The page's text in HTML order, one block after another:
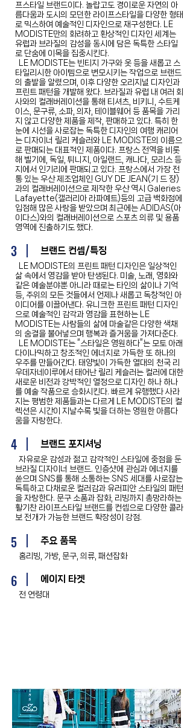
프스타일 브랜드이다. 놀랍고도 경이로운 자연의 아
름다움과 도시의 모던한 라이프스타일을 다양한 형태
로 믹스하여 예술적인 디자인으로 재구성한다. LE
MODISTE만의 화려하고 환상적인 디자인 세계는
유럽과 브라질의 감성을 동시에 담은 독특한 스타일
로 단숨에 이목을 집중시킨다.
LE MODISTE는 빈티지 가구와 옷 등을 새롭고 스
타일리시한 아이템으로 변모시키는 작업으로 브랜드
의 출발을 알렸으며, 이후 다양한 오리지널 디자인과
프린트 패턴을 개발해 왔다. 브라질과 유럽 내 여러 회
사와의 컬래버레이션을 통해 티셔츠, 비키니, 수트케
이스, 문구류, 소파, 의자, 테이블웨어 등 품목을 가리
지 않고 다양한 제품을 제작, 판매하고 있다. 특히 한
눈에 시선을 사로잡는 독특한 디자인의 여행 캐리어
는 디자이너 릴리 케슬러와 LE MODISTE의 이름으
로 판매되는 대표적인 제품이다. 프랑스 전역을 비롯
해 벨기에, 독일, 튀니지, 아일랜드, 캐나다, 모리스 등
지에서 인기리에 판매되고 있다. 프랑스에서 가장 전
통 있는 우산 제조업체인 GUY DE JEAN(기 드 쟝)
과의 컬래버레이션으로 제작한 우산 역시 Galeries
Lafayette(갤러리아 라파예트)등의 고급 백화점에
입점해 많은 사랑을 받았으며 최근에는 ADIDAS(아
이다스)와의 컬래버레이션으로 스포츠 의류 및 용품
영역에 진출하기도 했다.
3 브랜드 컨셉/특징
LE MODISTE의 프린트 패턴 디자인은 일상적인
삶 속에서 영감을 받아 탄생된다. 미술, 노래, 영화와
같은 예술분야뿐 아니라 때로는 타인의 삶이나 기억
등, 주위의 모든 것들에서 언제나 새롭고 독창적인 아
이디어를 이끌어낸다. 유니크한 프린트 패턴 디자인
으로 예술적인 감각과 영감을 표현하는 LE
MODISTE는 사람들의 삶에 마술같은 다양한 색채
의 숨결을 불어넣으며 행복과 즐거움을 가져다준다.
LE MODISTE는 “스타일은 영원하다”는 모토 아래
다이나믹하고 창조적인 에너지로 가득한 또 하나의
우주를 만들어간다. 태양빛이 가득한 열대의 천국 리
우데자네이루에서 태어난 릴리 케슬러는 컬러에 대한
새로운 비전과 강박적인 열정으로 디자인 하나 하나
를 예술 작품으로 승화시킨다. 빠르게 유행했다 사라
지는 평범한 제품들과는 다르게 LE MODISTE의 컬
렉션은 시간이 지날수록 빛을 더하는 영원한 아름다
움을 자랑한다.
4 브랜드 포지셔닝
자유로운 감성과 젊고 감각적인 스타일에 중점을 둔
브라질 디자이너 브랜드. 인증샷에 관심과 에너지를
쏟으며 SNS를 통해 소통하는 SNS 세대를 사로잡는
독특하고 다채로운 컬러감과 유러피안 스타일의 패턴
을 자랑한다. 문구 소품과 잡화, 리빙까지 총망라하는
활기찬 라이프스타일 브랜드를 컨셉으로 다양한 콜라
보 전개가 가능한 브랜드 확장성이 강점.
5 주요 품목
홈리빙, 가방, 문구, 의류, 패션잡화
6 에이지 타겟
전 연령대